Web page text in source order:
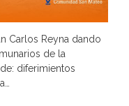
Carlos Reyna dando
de la
diferimientos